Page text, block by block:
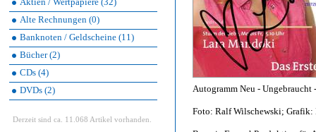
Alte Rechnungen (0)
Banknoten / Geldscheine (11)
Bücher (2)
CDs (4)
DVDs (2)
Derzeit sind ca. 11.068 Artikel vorhanden.
Autogramm Neu -
Foto: Ralf Wilschewski;